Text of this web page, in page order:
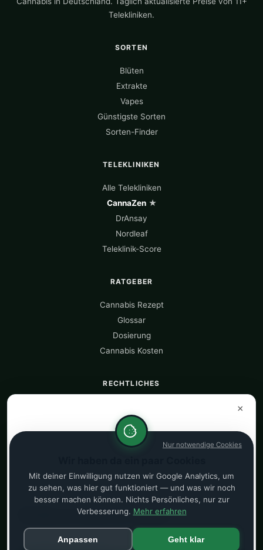
Telekliniken.
SORTEN
Blüten
Extrakte
Vapes
Günstigste Sorten
Sorten-Finder
TELEKLINIKEN
Alle Telekliniken
CannaZen★
DrAnsay
Nordleaf
Teleklinik-Score
RATGEBER
Cannabis Rezept
Glossar
Dosierung
Cannabis Kosten
RECHTLICHES
Datenquellen
Datenschutz
© 2026 CannaVergleich — Unabhängiger Cannabis Preisvergleich.
Preise täglich aktualisiert.
Nur notwendige Cookies
Mit deiner Einwilligung nutzen wir Google Analytics, um
zu sehen, was hier gut funktioniert — und was wir noch
besser machen können. Nichts Persönliches, nur zur
Verbesserung. Mehr erfahren
Anpassen Geht klar
×
PARTNER
Cannabis per Rezept bei CannaZen
Deutschlands führende Cannabis-Teleklinik. Bis zu 100g/Monat
für Patienten ab 18 Jahren.